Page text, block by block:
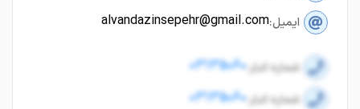
ایمیل:alvandazinsepehr@gmail.com
شماره انبار: 03135060
شماره انبار: 03135060